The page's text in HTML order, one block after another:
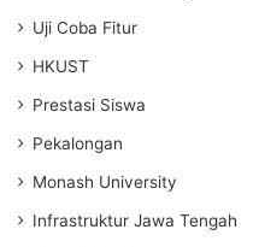
Uji Coba Fitur
HKUST
Prestasi Siswa
Pekalongan
Monash University
Infrastruktur Jawa Tengah